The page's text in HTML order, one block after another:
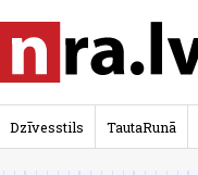
Dzīvesstils TautaRunā